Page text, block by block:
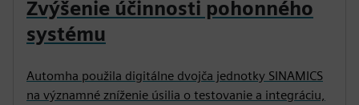
Zvýšenie účinnosti pohonného
systému
Automha použila digitálne dvojča jednotky SINAMICS
na významné zníženie úsilia o testovanie a integráciu,